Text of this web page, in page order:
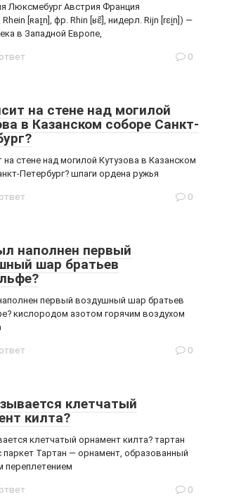
Люксмебург Австрия Франция
[ʀaɪ̯n], фр. Rhin [ʁɛ̃], нидерл. Rijn [rɛi̯n]) —
в Западной Европе,
0
на стене над могилой
в Казанском соборе Санкт-
на стене над могилой Кутузова в Казанском
Петербург? шпаги ордена ружья
0
наполнен первый
шар братьев
первый воздушный шар братьев
кислородом азотом горячим воздухом
0
клетчатый
килта?
клетчатый орнамент килта? тартан
паркет Тартан — орнамент, образованный
переплетением
0